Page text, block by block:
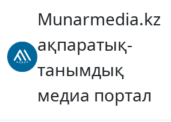
Munarmedia.kz
ақпаратық-
танымдық
медиа портал